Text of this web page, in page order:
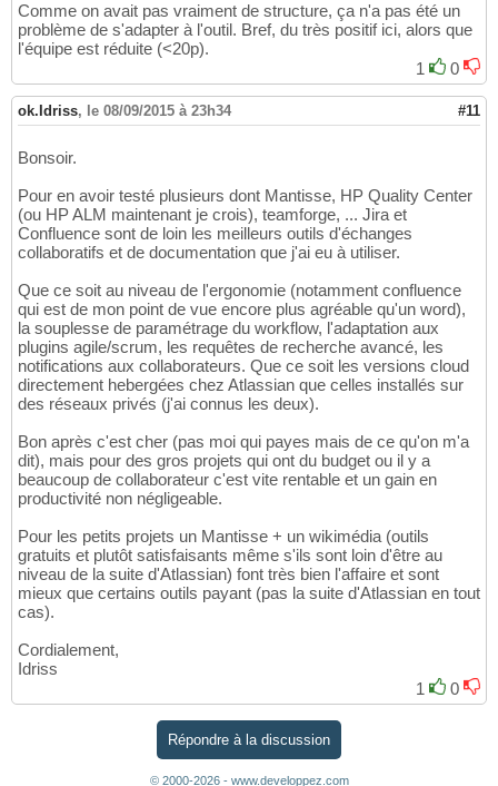
Comme on avait pas vraiment de structure, ça n'a pas été un
problème de s'adapter à l'outil. Bref, du très positif ici, alors que
l'équipe est réduite (<20p).
1
0
ok.Idriss, le 08/09/2015 à 23h34 #11
Bonsoir.
Pour en avoir testé plusieurs dont Mantisse, HP Quality Center
(ou HP ALM maintenant je crois), teamforge, ... Jira et
Confluence sont de loin les meilleurs outils d'échanges
collaboratifs et de documentation que j'ai eu à utiliser.
Que ce soit au niveau de l'ergonomie (notamment confluence
qui est de mon point de vue encore plus agréable qu'un word),
la souplesse de paramétrage du workflow, l'adaptation aux
plugins agile/scrum, les requêtes de recherche avancé, les
notifications aux collaborateurs. Que ce soit les versions cloud
directement hebergées chez Atlassian que celles installés sur
des réseaux privés (j'ai connus les deux).
Bon après c'est cher (pas moi qui payes mais de ce qu'on m'a
dit), mais pour des gros projets qui ont du budget ou il y a
beaucoup de collaborateur c'est vite rentable et un gain en
productivité non négligeable.
Pour les petits projets un Mantisse + un wikimédia (outils
gratuits et plutôt satisfaisants même s'ils sont loin d'être au
niveau de la suite d'Atlassian) font très bien l'affaire et sont
mieux que certains outils payant (pas la suite d'Atlassian en tout
cas).
Cordialement,
Idriss
1
0
Répondre à la discussion
© 2000-2026 - www.developpez.com